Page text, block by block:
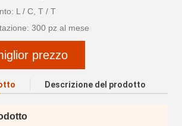
L / C, T / T
300 pz al mese
prezzo
Descrizione del prodotto